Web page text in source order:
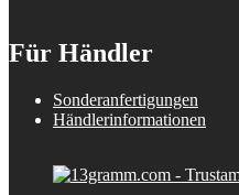
Für Händler
Sonderanfertigungen
Händlerinformationen